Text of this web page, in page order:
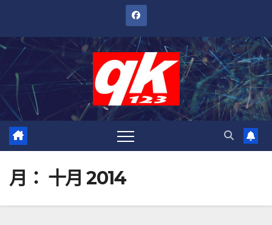
內
月： 十月 2014